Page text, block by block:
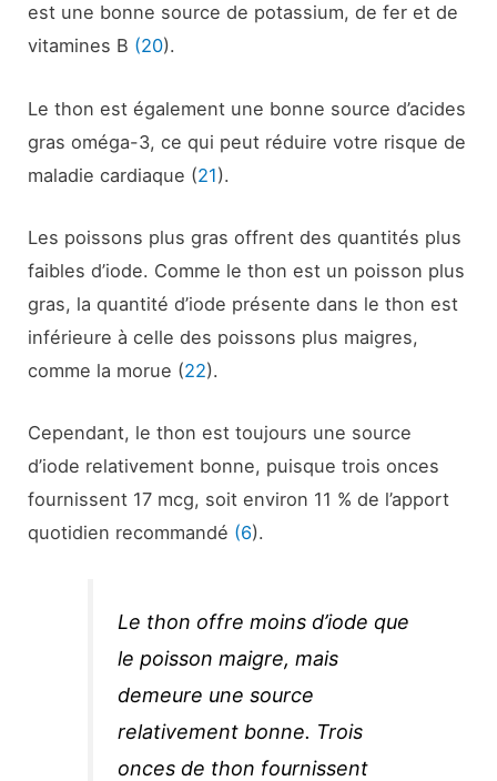
est une bonne source de potassium, de fer et de
vitamines B (20).
Le thon est également une bonne source d’acides
gras oméga-3, ce qui peut réduire votre risque de
maladie cardiaque (21).
Les poissons plus gras offrent des quantités plus
faibles d’iode. Comme le thon est un poisson plus
gras, la quantité d’iode présente dans le thon est
inférieure à celle des poissons plus maigres,
comme la morue (22).
Cependant, le thon est toujours une source
d’iode relativement bonne, puisque trois onces
fournissent 17 mcg, soit environ 11 % de l’apport
quotidien recommandé (6).
Le thon offre moins d’iode que
le poisson maigre, mais
demeure une source
relativement bonne. Trois
onces de thon fournissent